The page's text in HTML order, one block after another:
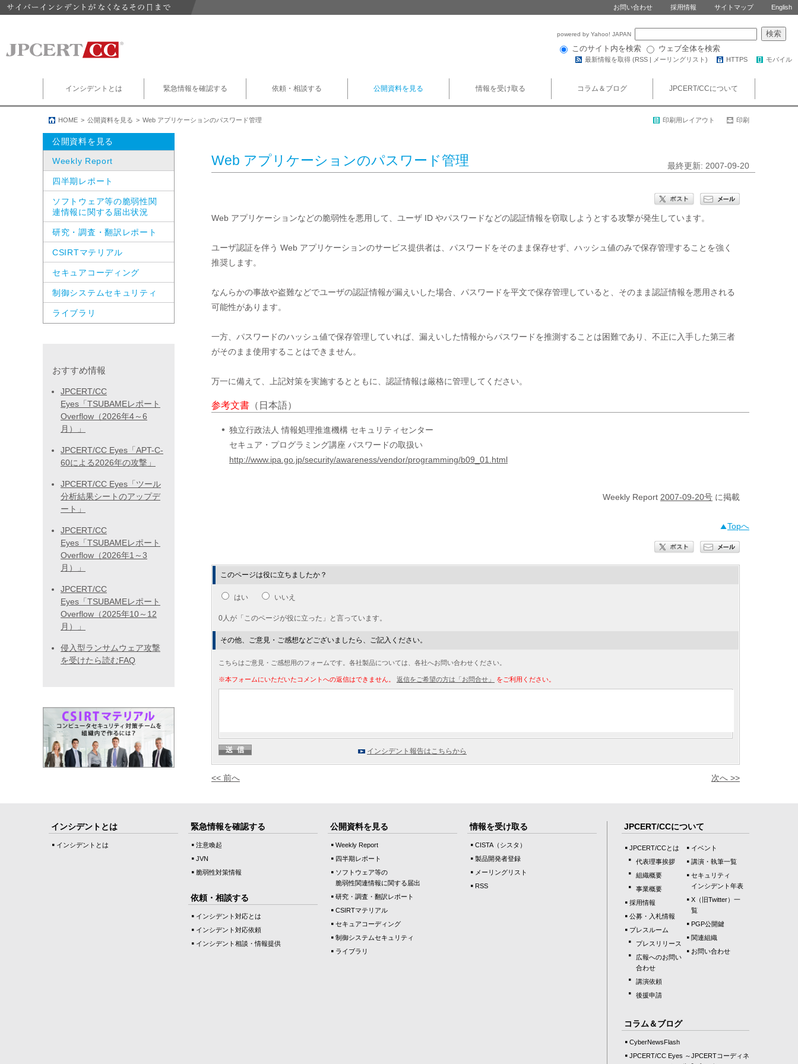
お問い合わせ 採用情報 サイトマップ English
powered by Yahoo! JAPAN
このサイト内を検索 ウェブ全体を検索
最新情報を取得 (RSS | メーリングリスト ) HTTPS モバイル
インシデントとは 緊急情報を確認する 依頼・相談する 公開資料を見る 情報を受け取る コラム＆ブログ JPCERT/CCについて
HOME 公開資料を見る Web アプリケーションのパスワード管理 印刷用レイアウト 印刷
Web アプリケーションのパスワード管理 最終更新: 2007-09-20
Web アプリケーションなどの脆弱性を悪用して、ユーザ ID やパスワードなどの認証情報を窃取しようとする攻撃が発生しています。
ユーザ認証を伴う Web アプリケーションのサービス提供者は、パスワードをそのまま保存せず、ハッシュ値のみで保存管理することを強く
推奨します。
なんらかの事故や盗難などでユーザの認証情報が漏えいした場合、パスワードを平文で保存管理していると、そのまま認証情報を悪用される
可能性があります。
一方、パスワードのハッシュ値で保存管理していれば、漏えいした情報からパスワードを推測することは困難であり、不正に入手した第三者
がそのまま使用することはできません。
万一に備えて、上記対策を実施するとともに、認証情報は厳格に管理してください。
参考文書 （日本語）
独立行政法人 情報処理推進機構 セキュリティセンター
セキュア・プログラミング講座 パスワードの取扱い
http://www.ipa.go.jp/security/awareness/vendor/programming/b09_01.html
Weekly Report 2007-09-20号 に掲載
Topへ
このページは役に立ちましたか？
はい いいえ
0人が「このページが役に立った」と言っています。
その他、ご意見・ご感想などございましたら、ご記入ください。
こちらはご意見・ご感想用のフォームです。各社製品については、各社へお問い合わせください。
※本フォームにいただいたコメントへの返信はできません。 返信をご希望の方は「お問合せ」 をご利用ください。
インシデント報告はこちらから
<< 前へ 次へ >>
公開資料を見る
Weekly Report
四半期レポート
ソフトウェア等の脆弱性関
連情報に関する届出状況
研究・調査・翻訳レポート
CSIRTマテリアル
セキュアコーディング
制御システムセキュリティ
ライブラリ
おすすめ情報
JPCERT/CC
Eyes「TSUBAMEレポート
Overflow（2026年4～6
月）」
JPCERT/CC Eyes「APT-C-
60による2026年の攻撃」
JPCERT/CC Eyes「ツール
分析結果シートのアップデ
ート」
JPCERT/CC
Eyes「TSUBAMEレポート
Overflow（2026年1～3
月）」
JPCERT/CC
Eyes「TSUBAMEレポート
Overflow（2025年10～12
月）」
侵入型ランサムウェア攻撃
を受けたら読むFAQ
JPCERT/CCについて
JPCERT/CCとは
代表理事挨拶
組織概要
事業概要
採用情報
公募・入札情報
プレスルーム
プレスリリース
広報へのお問い
合わせ
講演依頼
後援申請
イベント
講演・執筆一覧
セキュリティ
インシデント年表
X（旧Twitter）一
覧
PGP公開鍵
関連組織
お問い合わせ
コラム＆ブログ
CyberNewsFlash
JPCERT/CC Eyes ～JPCERTコーディネ
インシデントとは
インシデントとは
緊急情報を確認する
注意喚起
JVN
脆弱性対策情報
依頼・相談する
インシデント対応とは
インシデント対応依頼
インシデント相談・情報提供
公開資料を見る
Weekly Report
四半期レポート
ソフトウェア等の
脆弱性関連情報に関する届出
研究・調査・翻訳レポート
CSIRTマテリアル
セキュアコーディング
制御システムセキュリティ
ライブラリ
情報を受け取る
CISTA（シスタ）
製品開発者登録
メーリングリスト
RSS